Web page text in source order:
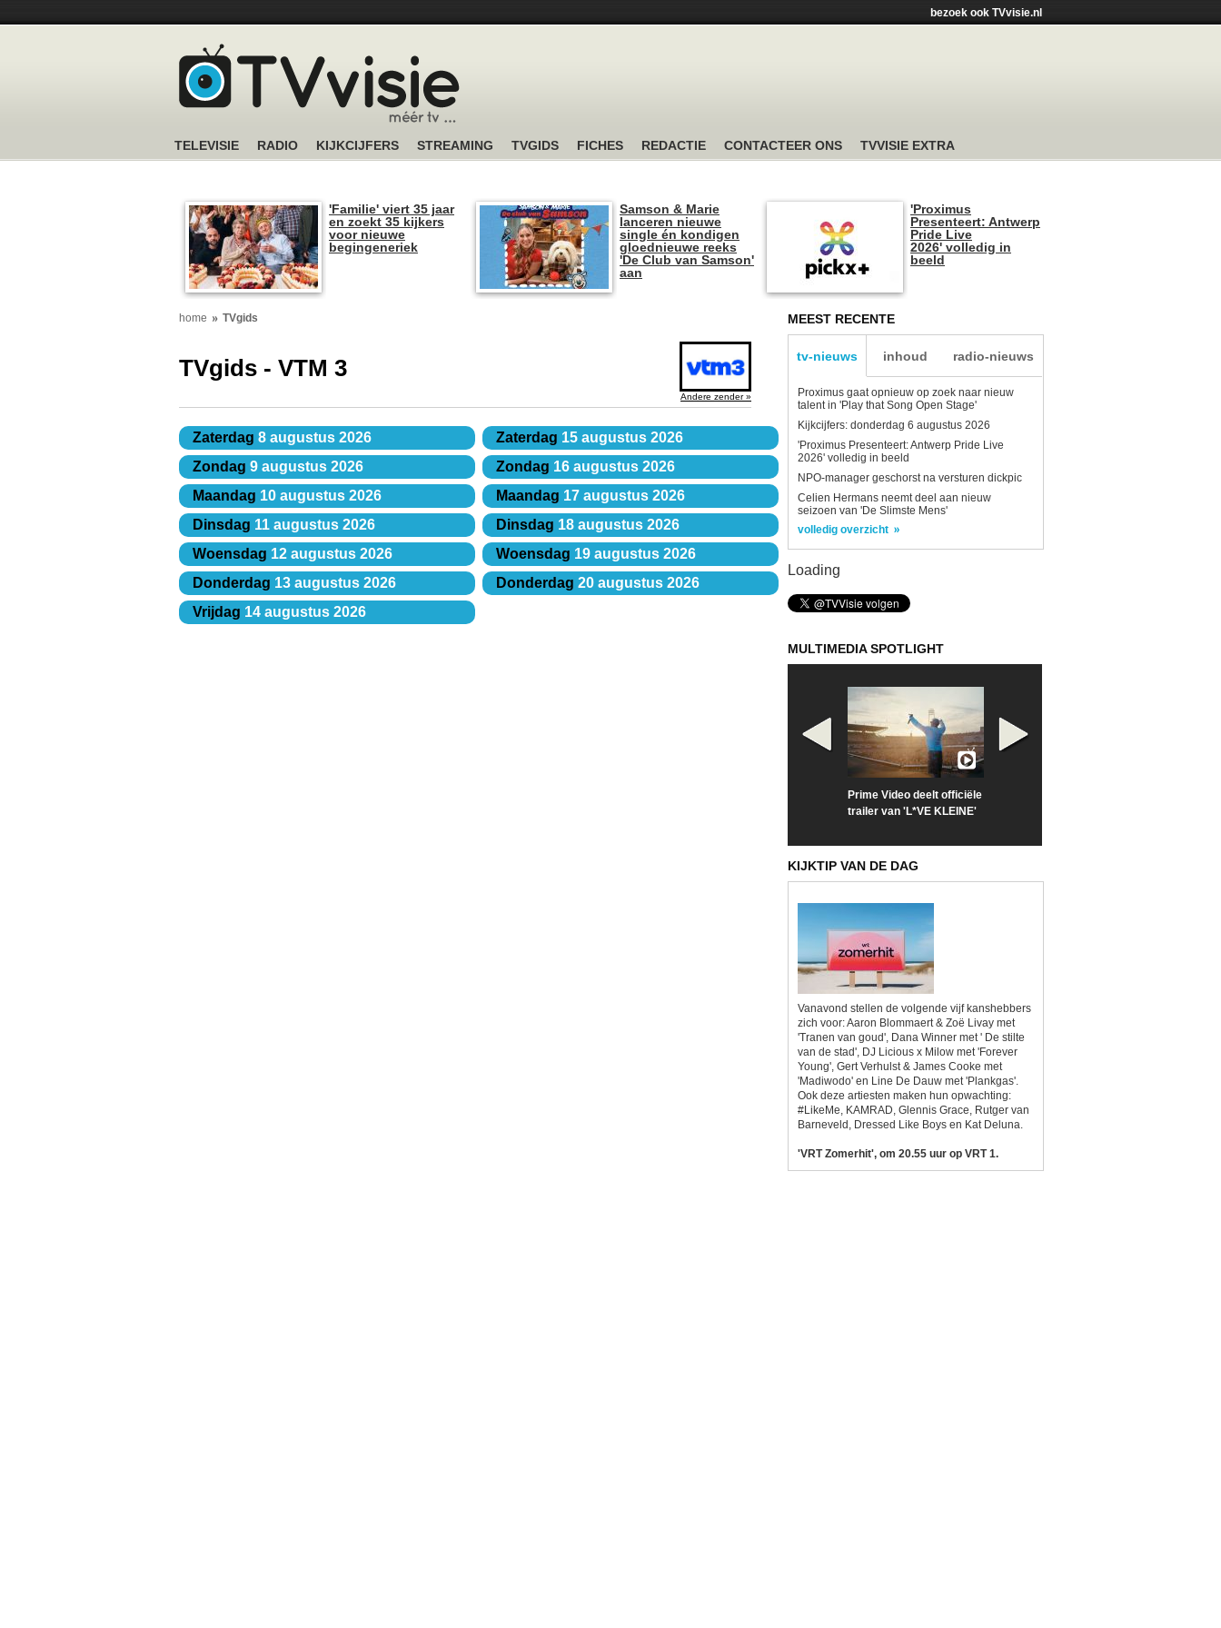
bezoek ook TVvisie.nl
TELEVISIE RADIO KIJKCIJFERS STREAMING TVGIDS FICHES REDACTIE CONTACTEER ONS TVVISIE EXTRA
'Familie' viert 35 jaar
en zoekt 35 kijkers
voor nieuwe
begingeneriek
Samson & Marie
lanceren nieuwe
single én kondigen
gloednieuwe reeks
'De Club van Samson'
aan
'Proximus
Presenteert: Antwerp
Pride Live
2026' volledig in
beeld
home TVgids
TVgids - VTM 3
Andere zender »
Zaterdag 8 augustus 2026
Zondag 9 augustus 2026
Maandag 10 augustus 2026
Dinsdag 11 augustus 2026
Woensdag 12 augustus 2026
Donderdag 13 augustus 2026
Vrijdag 14 augustus 2026
Zaterdag 15 augustus 2026
Zondag 16 augustus 2026
Maandag 17 augustus 2026
Dinsdag 18 augustus 2026
Woensdag 19 augustus 2026
Donderdag 20 augustus 2026
MEEST RECENTE
tv-nieuws inhoud radio-nieuws
Proximus gaat opnieuw op zoek naar nieuw
talent in 'Play that Song Open Stage'
Kijkcijfers: donderdag 6 augustus 2026
'Proximus Presenteert: Antwerp Pride Live
2026' volledig in beeld
NPO-manager geschorst na versturen dickpic
Celien Hermans neemt deel aan nieuw
seizoen van 'De Slimste Mens'
volledig overzicht
Loading
MULTIMEDIA SPOTLIGHT
Prime Video deelt officiële
trailer van 'L*VE KLEINE'
KIJKTIP VAN DE DAG
Vanavond stellen de volgende vijf kanshebbers
zich voor: Aaron Blommaert & Zoë Livay met
'Tranen van goud', Dana Winner met ' De stilte
van de stad', DJ Licious x Milow met 'Forever
Young', Gert Verhulst & James Cooke met
'Madiwodo' en Line De Dauw met 'Plankgas'.
Ook deze artiesten maken hun opwachting:
#LikeMe, KAMRAD, Glennis Grace, Rutger van
Barneveld, Dressed Like Boys en Kat Deluna.
'VRT Zomerhit', om 20.55 uur op VRT 1.